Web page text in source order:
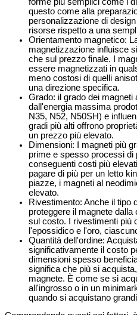
questo come alla
personalizzazione di
risorse rispetto a una
Orientamento magnetico:
magnetizzazione influisce
che sul prezzo finale. I
essere magnetizzati in
meno costosi di quelli
una direzione specifica.
Grado: il grado dei magneti
dall'energia massima
N35, N52, N50SH) e
gradi più alti offrono
un prezzo più elevato.
Dimensioni: I magneti più
prime e spesso processi
conseguenti costi più
pagare di più per un letto
piazze, i magneti al
elevato.
Rivestimento: Anche il tipo
proteggere il magnete
sul costo. I rivestimenti più
l'epossidico e l'oro,
Quantità dell'ordine:
significativamente il costo
dimensioni spesso
significa che più si
magnete. È come se si
all'ingrosso o in un
quando si acquistano